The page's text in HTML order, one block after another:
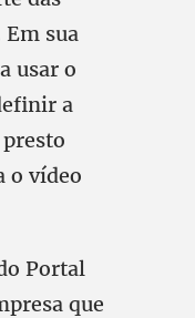
sua
usar o
a
o vídeo
Portal
que